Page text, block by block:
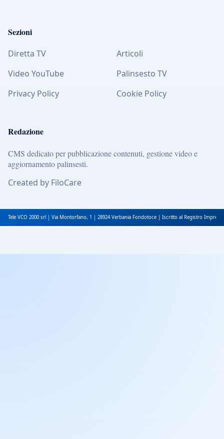
Sezioni
Diretta TV
Articoli
Video YouTube
Palinsesto TV
Privacy Policy
Cookie Policy
Redazione
CMS dedicato per pubblicazione contenuti, gestione video e
aggiornamento palinsesti.
Created by FiloCare
Tele VCO 2000 srl | Via Montorfano, 1 | 28924 Verbania Fondotoce | Iscritto al Registro Imprese